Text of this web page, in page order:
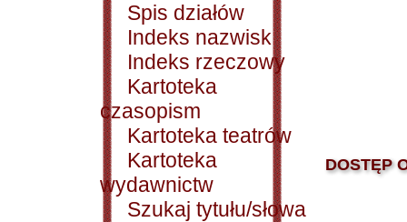
Spis działów
Indeks nazwisk
Indeks rzeczowy
Kartoteka
czasopism
Kartoteka teatrów
Kartoteka
wydawnictw
Szukaj tytułu/słowa
DOSTĘP